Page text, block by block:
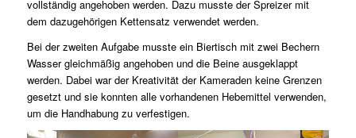
vollständig angehoben werden. Dazu musste der Spreizer mit
dem dazugehörigen Kettensatz verwendet werden.
Bei der zweiten Aufgabe musste ein Biertisch mit zwei Bechern
Wasser gleichmäßig angehoben und die Beine ausgeklappt
werden. Dabei war der Kreativität der Kameraden keine Grenzen
gesetzt und sie konnten alle vorhandenen Hebemittel verwenden,
um die Handhabung zu verfestigen.